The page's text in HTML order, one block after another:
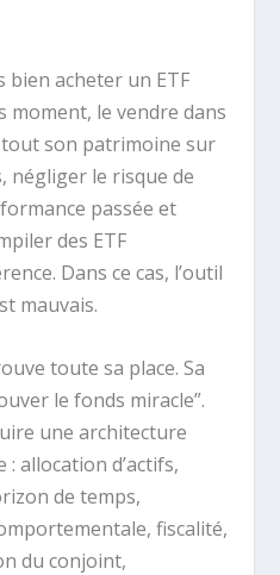
acheter un ETF
moment, le vendre dans
son patrimoine sur
négliger le risque de
passée et
des ETF
Dans ce cas, l’outil
mauvais.
toute sa place. Sa
le fonds miracle”.
une architecture
allocation d’actifs,
de temps,
fiscalité,
du conjoint,